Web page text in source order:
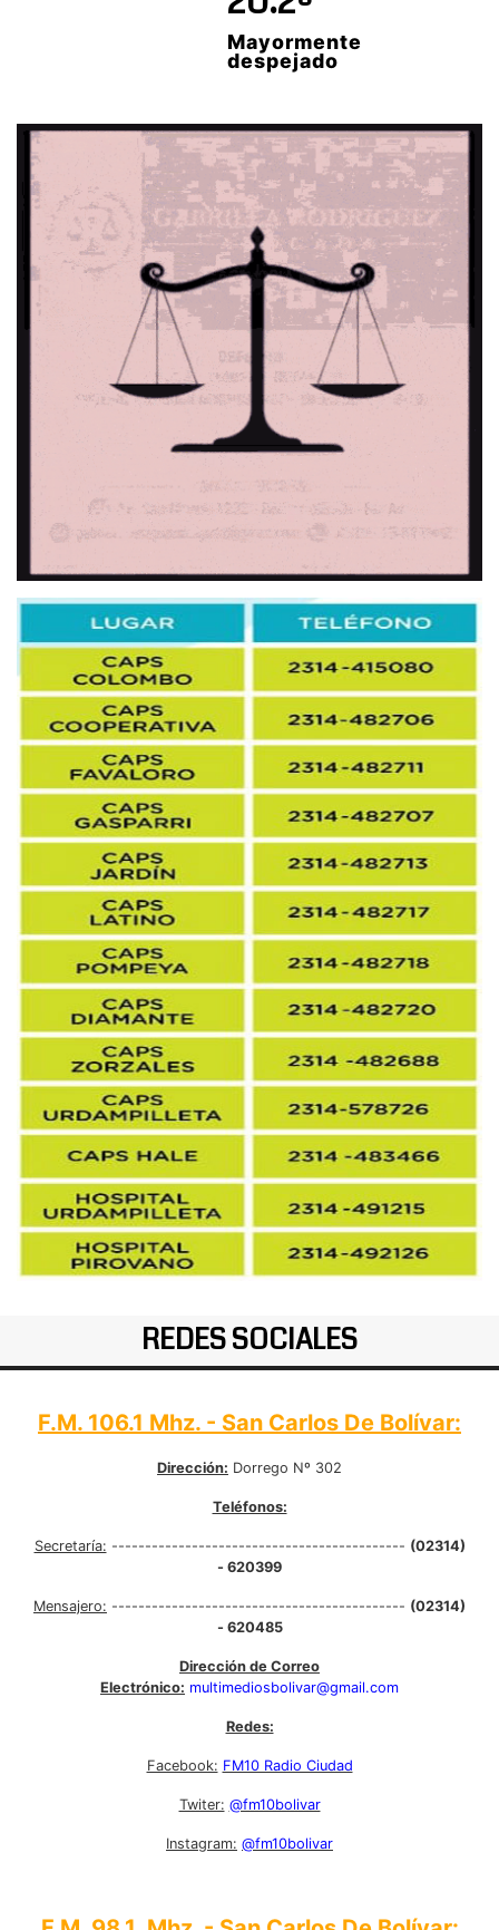
Mayormente
despejado
REDES SOCIALES
F.M. 106.1 Mhz. - San Carlos De Bolívar:
Dirección: Dorrego Nº 302
Teléfonos:
Secretaría: -------------------------------------------- (02314)
- 620399
Mensajero: -------------------------------------------- (02314)
- 620485
Dirección de Correo
Electrónico: multimediosbolivar@gmail.com
Redes:
Facebook: FM10 Radio Ciudad
Twiter: @fm10bolivar
Instagram: @fm10bolivar